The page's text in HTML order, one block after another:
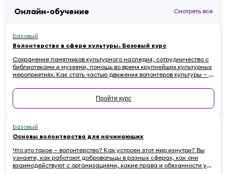
Онлайн-обучение Смотреть все
Базовый
Волонтерство в сфере культуры. Базовый курс
Сохранение памятников культурного наследия, сотрудничество с
библиотеками и музеями, помощь во время крупнейших культурных
мероприятиях. Как стать частью движения волонтеров культуры — в
Пройти курс
Базовый
Основы волонтерства для начинающих
Что это такое — волонтерство? Как устроен этот мир изнутри? Вы
узнаете, как работают добровольцы в разных сферах, как они
взаимодействуют с организациями, какие права и обязанности у